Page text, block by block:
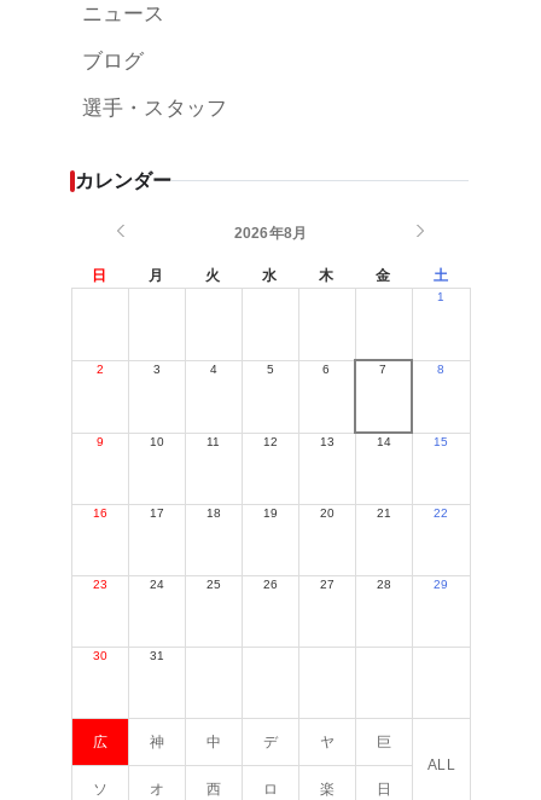
ニュース
ブログ
選手・スタッフ
カレンダー
2026年8月
日 月 火 水 木 金 土
1
2 3 4 5 6 7 8
9 10 11 12 13 14 15
16 17 18 19 20 21 22
23 24 25 26 27 28 29
30 31
広 神 中 デ ヤ
巨
ALL
ソ
オ 西 ロ 楽 日